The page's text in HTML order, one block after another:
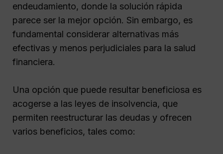
endeudamiento, donde la solución rápida
parece ser la mejor opción. Sin embargo, es
fundamental considerar alternativas más
efectivas y menos perjudiciales para la salud
financiera.
Una opción que puede resultar beneficiosa es
acogerse a las leyes de insolvencia, que
permiten reestructurar las deudas y ofrecen
varios beneficios, tales como: